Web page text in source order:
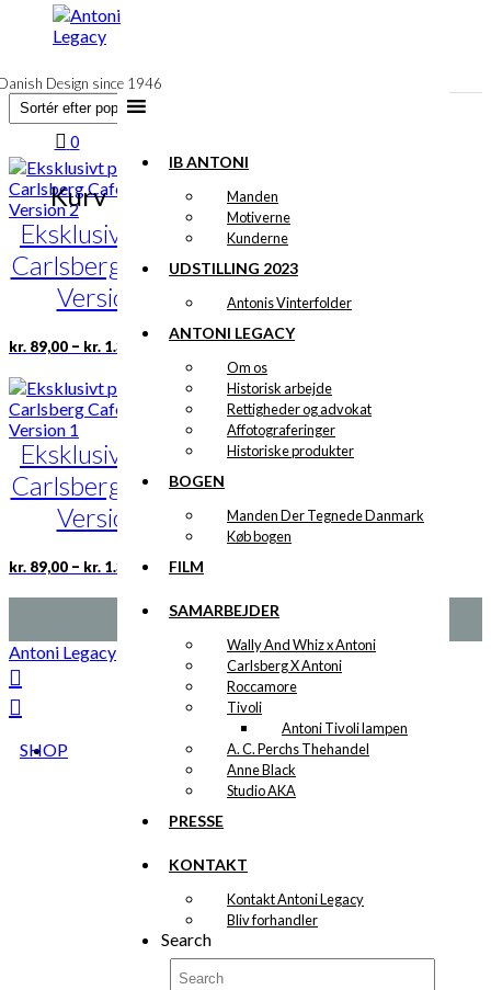
indhold
Design since 1946
IB ANTONI
Manden
Motiverne
Kunderne
UDSTILLING 2023
Antonis Vinterfolder
ANTONI LEGACY
Om os
Historisk arbejde
Rettigheder og advokat
Affotograferinger
Historiske produkter
BOGEN
Manden Der Tegnede Danmark
Køb bogen
FILM
SAMARBEJDER
Wally And Whiz x Antoni
Carlsberg X Antoni
Roccamore
Tivoli
Antoni Tivoli lampen
A. C. Perchs Thehandel
Anne Black
Studio AKA
PRESSE
KONTAKT
Kontakt Antoni Legacy
Bliv forhandler
Search
0
Kurv
Eksklusivt print:
Carlsberg Caféen
Version 2
kr. 89,00 – kr. 1.399,00
Prisinterval:
kr. 89,00
kr. 1.399,00
Dette
vare
har
flere
varianter.
Mulighederne
vælges
varesiden
Eksklusivt print:
Carlsberg Caféen
Version 1
kr. 89,00 – kr. 1.399,00
Prisinterval:
kr. 1.399,00
Dette
har
varianter.
Mulighederne
kan
vælges
varesiden
Antoni Legacy
SHOP